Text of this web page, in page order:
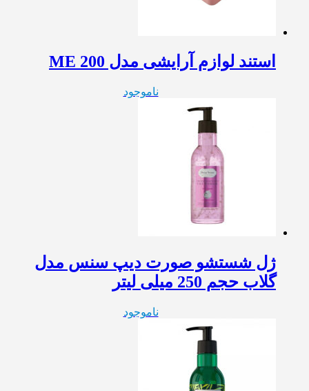
استند لوازم آرایشی مدل ME 200
ناموجود
ژل شستشو صورت دیپ سنس مدل
گلاب حجم 250 میلی لیتر
ناموجود